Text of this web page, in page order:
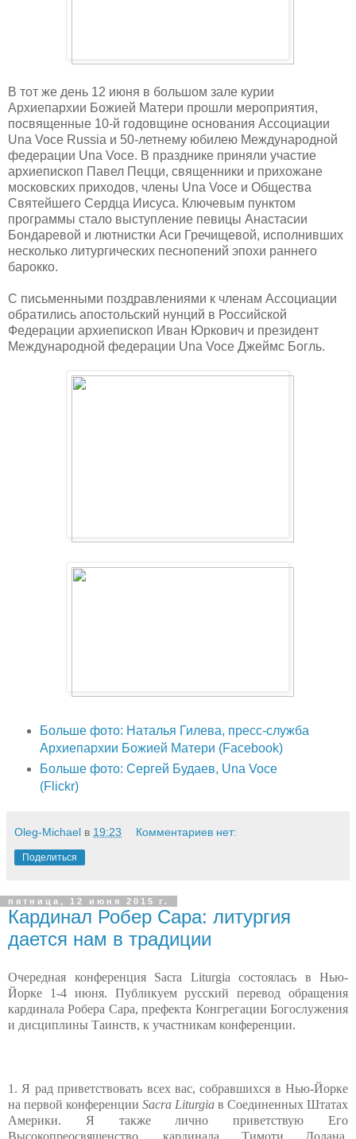
В тот же день 12 июня в большом зале курии
Архиепархии Божией Матери прошли мероприятия,
посвященные 10-й годовщине основания Ассоциации
Una Voce Russia и 50-летнему юбилею Международной
федерации Una Voce. В празднике приняли участие
архиепископ Павел Пецци, священники и прихожане
московских приходов, члены Una Voce и Общества
Святейшего Сердца Иисуса. Ключевым пунктом
программы стало выступление певицы Анастасии
Бондаревой и лютнистки Аси Гречищевой, исполнивших
несколько литургических песнопений эпохи раннего
барокко.
С письменными поздравлениями к членам Ассоциации
обратились апостольский нунций в Российской
Федерации архиепископ Иван Юркович и президент
Международной федерации Una Voce Джеймс Богль.
Больше фото: Наталья Гилева, пресс-служба
Архиепархии Божией Матери (Facebook)
Больше фото: Сергей Будаев, Una Voce
(Flickr)
Oleg-Michael в 19:23 Комментариев нет:
Поделиться
пятница, 12 июня 2015 г.
Кардинал Робер Сара: литургия
дается нам в традиции
Очередная конференция Sacra Liturgia состоялась в Нью-
Йорке 1-4 июня. Публикуем русский перевод обращения
кардинала Робера Сара, префекта Конгрегации Богослужения
и дисциплины Таинств, к участникам конференции.
1. Я рад приветствовать всех вас, собравшихся в Нью-Йорке
на первой конференции Sacra Liturgia в Соединенных Штатах
Америки. Я также лично приветствую Его